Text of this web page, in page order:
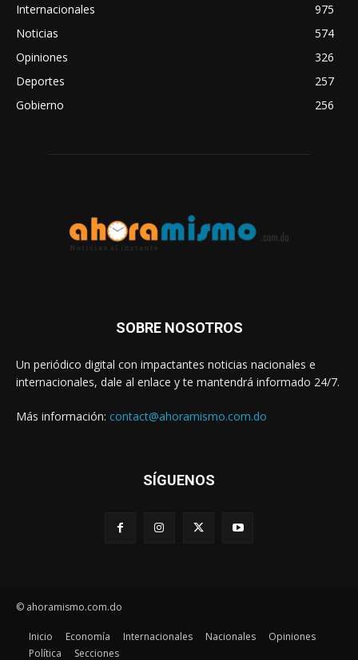
Internacionales
975
Noticias
574
Opiniones
326
Deportes
257
Gobierno
256
SOBRE NOSOTROS
Un periódico digital con impactantes noticias nacionales e
internacionales, dale al enlace y te mantendrá informado 24/7.
Más información: contact@ahoramismo.com.do
SÍGUENOS
© ahoramismo.com.do
Inicio Economía Internacionales Nacionales
Opiniones
Política
Secciones